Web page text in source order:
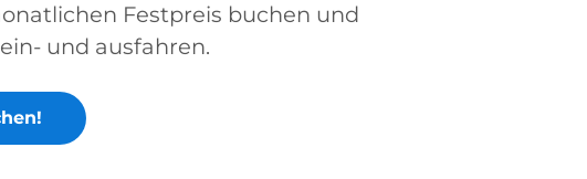
Festpreis buchen und
und ausfahren.